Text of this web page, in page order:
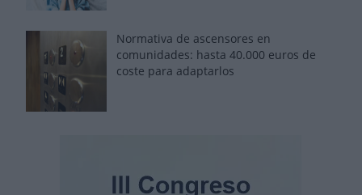
Normativa de ascensores en
comunidades: hasta 40.000 euros de
coste para adaptarlos